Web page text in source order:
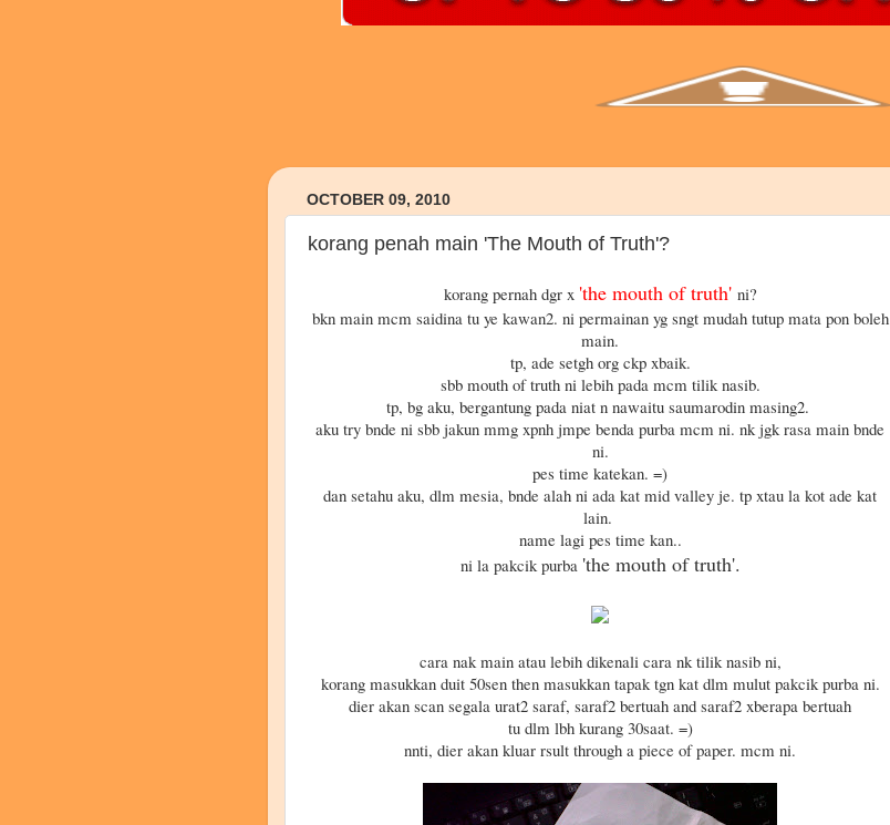
OCTOBER 09, 2010
korang penah main 'The Mouth of Truth'?
korang pernah dgr x 'the mouth of truth' ni?
bkn main mcm saidina tu ye kawan2. ni permainan yg sngt mudah tutup mata pon boleh
main.
tp, ade setgh org ckp xbaik.
sbb mouth of truth ni lebih pada mcm tilik nasib.
tp, bg aku, bergantung pada niat n nawaitu saumarodin masing2.
aku try bnde ni sbb jakun mmg xpnh jmpe benda purba mcm ni. nk jgk rasa main bnde
ni.
pes time katekan. =)
dan setahu aku, dlm mesia, bnde alah ni ada kat mid valley je. tp xtau la kot ade kat
lain.
name lagi pes time kan..
ni la pakcik purba 'the mouth of truth'.
cara nak main atau lebih dikenali cara nk tilik nasib ni,
korang masukkan duit 50sen then masukkan tapak tgn kat dlm mulut pakcik purba ni.
dier akan scan segala urat2 saraf, saraf2 bertuah and saraf2 xberapa bertuah
tu dlm lbh kurang 30saat. =)
nnti, dier akan kluar rsult through a piece of paper. mcm ni.